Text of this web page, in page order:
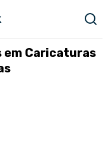
em Caricaturas